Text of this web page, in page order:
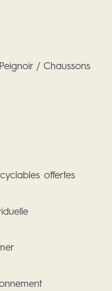
/ Chaussons
offertes